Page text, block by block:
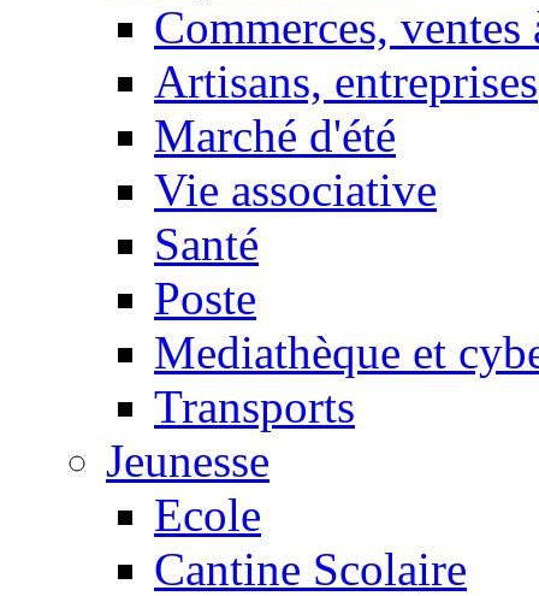
Commerces, ventes
Artisans, entreprises
Marché d'été
Vie associative
Santé
Poste
Mediathèque et
Transports
Jeunesse
Ecole
Cantine Scolaire